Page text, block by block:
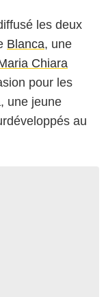
les deux
Blanca, une
Chiara
pour les
une jeune
au